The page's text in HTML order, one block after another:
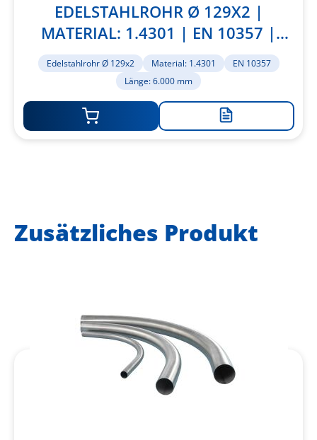
EDELSTAHLROHR Ø 129X2 |
MATERIAL: 1.4301 | EN 10357 |
LÄNGE: 6.000 MM
Edelstahlrohr Ø 129x2 Material: 1.4301
EN 10357
Länge: 6.000 mm
Zur
Zusätzliches Produkt